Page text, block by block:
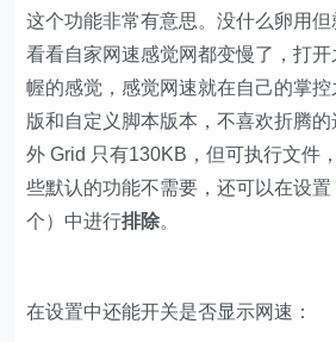
这个功能非常有意思。没什么卵用
看看自家网速感觉网都变慢了，打
幄的感觉，感觉网速就在自己的掌
版和自定义脚本版本，不喜欢折腾
外 Grid 只有130KB，但可执行文件
些默认的功能不需要，还可以在设
个）中进行排除。
在设置中还能开关是否显示网速：